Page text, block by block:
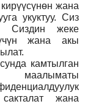
кирүүсүнөн жана
укуктуу. Сиз
Сиздин жеке
жана акы
камтылган
маалыматы
жана